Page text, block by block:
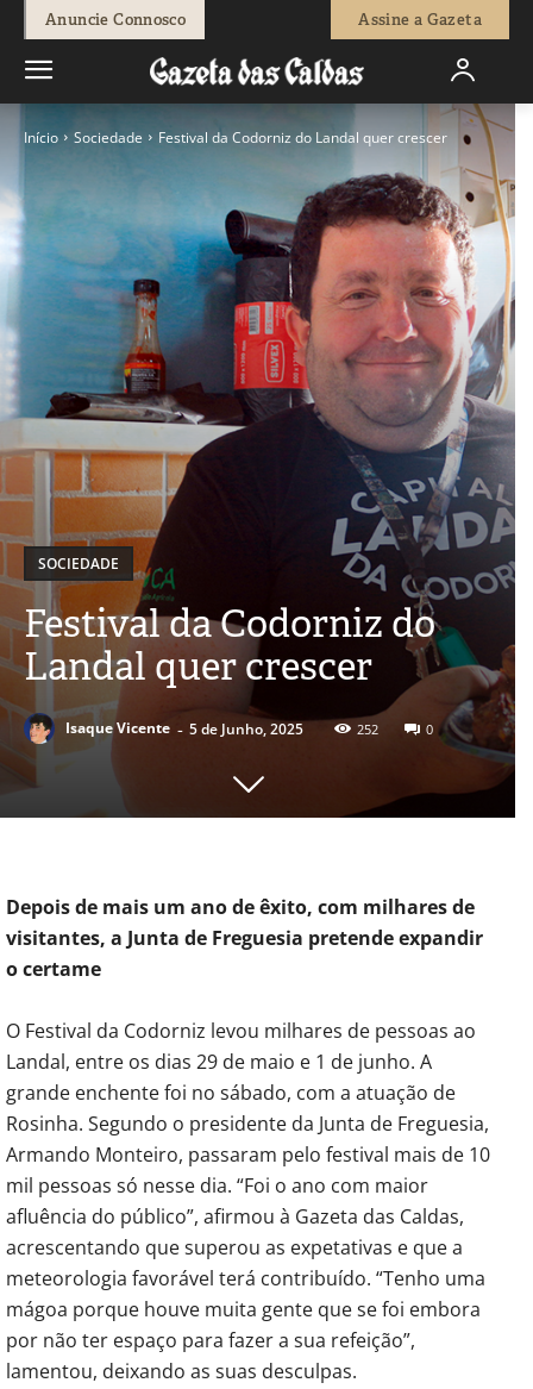
Anuncie Connosco Assine a Gazeta
Início Sociedade Festival da Codorniz do Landal quer crescer
SOCIEDADE
Festival da Codorniz do
Landal quer crescer
Isaque Vicente - 5 de Junho, 2025 252 0
Depois de mais um ano de êxito, com milhares de
visitantes, a Junta de Freguesia pretende expandir
o certame
O Festival da Codorniz levou milhares de pessoas ao
Landal, entre os dias 29 de maio e 1 de junho. A
grande enchente foi no sábado, com a atuação de
Rosinha. Segundo o presidente da Junta de Freguesia,
Armando Monteiro, passaram pelo festival mais de 10
mil pessoas só nesse dia. “Foi o ano com maior
afluência do público”, afirmou à Gazeta das Caldas,
acrescentando que superou as expetativas e que a
meteorologia favorável terá contribuído. “Tenho uma
mágoa porque houve muita gente que se foi embora
por não ter espaço para fazer a sua refeição”,
lamentou, deixando as suas desculpas.